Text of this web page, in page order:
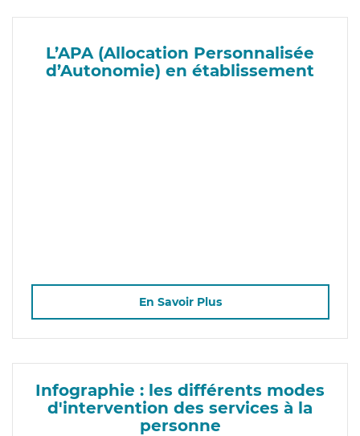
L’APA (Allocation Personnalisée
d’Autonomie) en établissement
En Savoir Plus
Infographie : les différents modes
d'intervention des services à la
personne